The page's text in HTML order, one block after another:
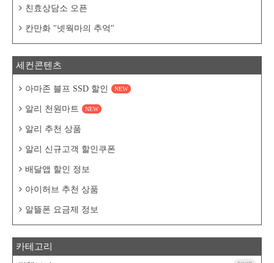
친효상담소 오픈
칸만화 "넷웍마의 추억"
세컨콘텐츠
아마존 블프 SSD 할인 NEW
알리 천원마트 NEW
알리 추천 상품
알리 신규고객 할인쿠폰
배달앱 할인 정보
아이허브 추천 상품
알뜰폰 요금제 정보
카테고리